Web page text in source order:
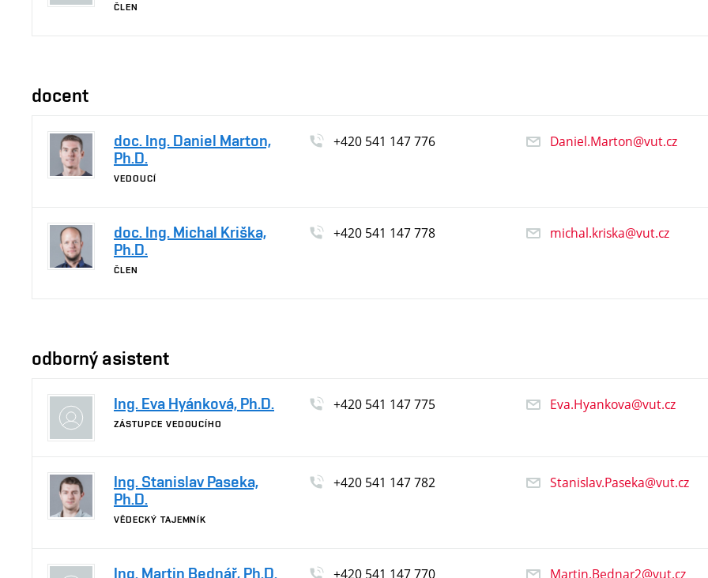
ČLEN
docent
doc. Ing. Daniel Marton,
Ph.D.
VEDOUCÍ
+420541 147776 Daniel.Marton@vut.cz
doc. Ing. Michal Kriška,
Ph.D.
ČLEN
+420541 147778 michal.kriska@vut.cz
odborný asistent
Ing. Eva Hyánková, Ph.D.
ZÁSTUPCE VEDOUCÍHO
+420541 147775 Eva.Hyankova@vut.cz
Ing. Stanislav Paseka,
Ph.D.
VĚDECKÝ TAJEMNÍK
+420541 147782 Stanislav.Paseka@vut.cz
Ing. Martin Bednář, Ph.D. +420541 147770 Martin.Bednar2@vut.cz